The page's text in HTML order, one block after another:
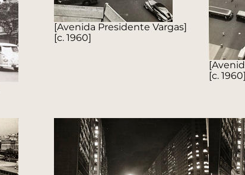
[Avenida Presidente Vargas]
[c. 1960]
[c. 1960]